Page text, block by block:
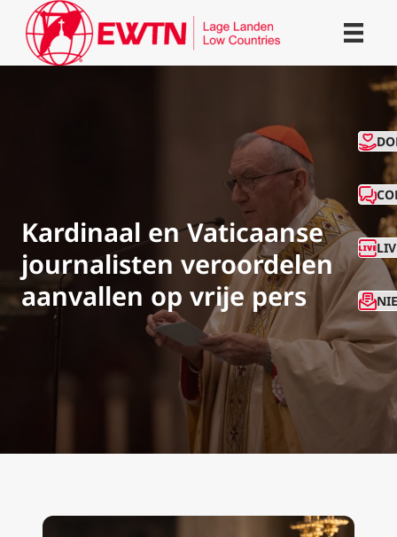
Kardinaal en Vaticaanse
journalisten veroordelen
aanvallen op vrije pers